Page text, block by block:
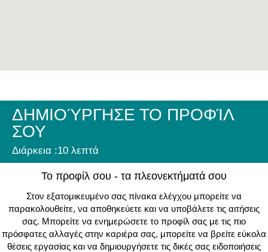
ΔΗΜΙΟΎΡΓΗΣΕ ΤΟ ΠΡΟΦΊΛ
ΣΟΥ
Διάρκεια :10 λεπτά
Το προφίλ σου - τα πλεονεκτήματά σου
Στον εξατομικευμένο σας πίνακα ελέγχου μπορείτε να
παρακολουθείτε, να αποθηκεύετε και να υποβάλετε τις αιτήσεις
σας. Μπορείτε να ενημερώσετε το προφίλ σας με τις πιο
πρόσφατες αλλαγές στην καριέρα σας, μπορείτε να βρείτε εύκολα
θέσεις εργασίας και να δημιουργήσετε τις δικές σας ειδοποιήσεις